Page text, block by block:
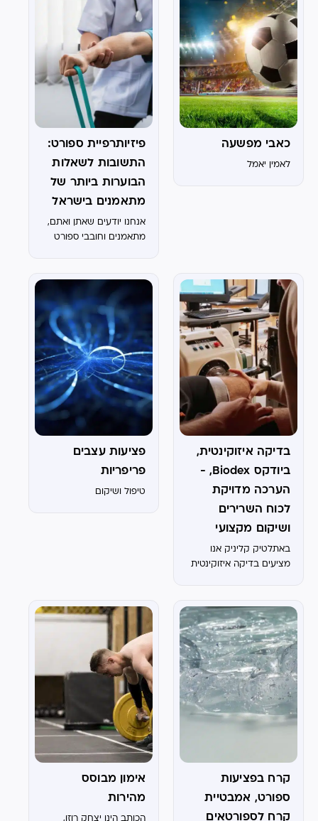
ובכל זאת, הגוף מסרב
לשתף פעולה. הכאב מופיע
דווקא ברגעים הקריטיים,...
כאבי מפשעה
לאמין יאמל
פיזיותרפיית ספורט:
התשובות לשאלות
הבוערות ביותר של
מתאמנים בישראל
אנחנו יודעים שאתן ואתם,
מתאמנים וחובבי ספורט
מפריע לאימון, אתם
מחפשים פתרון מהיר,
מקצועי ויעיל. בדיוק בגלל
זה, חקרנו עבורכם את
שלוש...
בדיקה איזוקינטית,
ביודקס Biodex, -
הערכה מדויקת
לכוח השרירים
ושיקום מקצועי
באתלטיק קליניק אנו
מציעים בדיקה איזוקינטית
של כוח השרירים, השליטה
העצבית-שרירית והאיזון בין
צדדים. הבדיקה מתבצעת
באמצעות מכשיר איזוקינטי
מהמתקדמים בארץ,
המאפשר לנו לקבל
תובנות...
פציעות עצבים
פריפריות
טיפול ושיקום
קרח בפציעות
ספורט, אמבטיית
קרח לספורטאים
אימון מבוסס
מהירות
הכותב הינו יצחק רוזן,